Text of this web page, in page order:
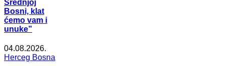
Srednjoj
Bosni, klat
ćemo vam i
unuke”
04.08.2026.
Herceg Bosna